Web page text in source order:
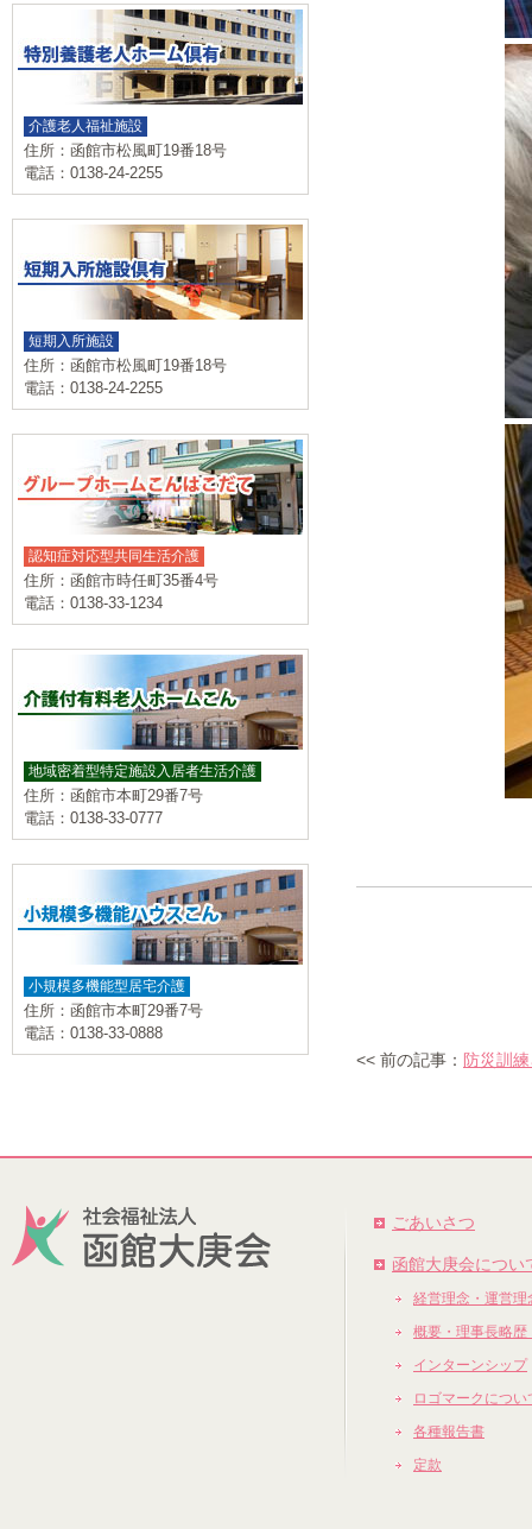
<< 前の記事： 防災訓
介護老人福祉施設
住所：函館市松風町19番18号
電話：0138-24-2255
短期入所施設
住所：函館市松風町19番18号
電話：0138-24-2255
認知症対応型共同生活介護
住所：函館市時任町35番4号
電話：0138-33-1234
地域密着型特定施設入居者生活介護
住所：函館市本町29番7号
電話：0138-33-0777
小規模多機能型居宅介護
住所：函館市本町29番7号
電話：0138-33-0888
ごあいさつ
函館大庚会につい
経営理念・運営理
概要・理事長略歴
インターンシップ
ロゴマークについ
各種報告書
定款